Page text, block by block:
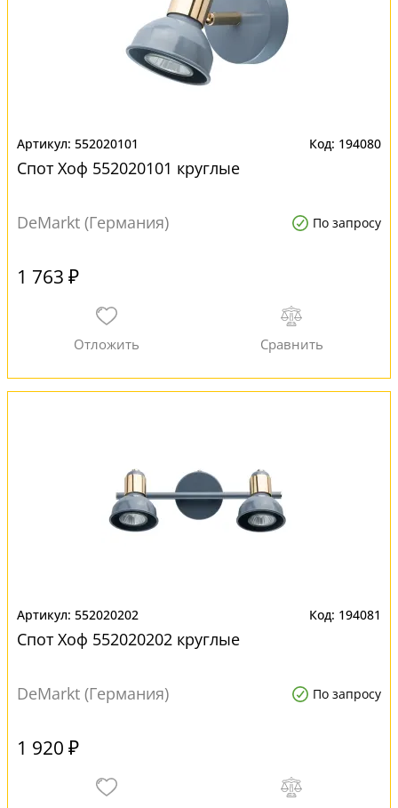
552020101 194080
Спот Хоф 552020101 круглые
DeMarkt (Германия) По запросу
1 763 ₽
552020202 194081
Спот Хоф 552020202 круглые
DeMarkt (Германия) По запросу
1 920 ₽